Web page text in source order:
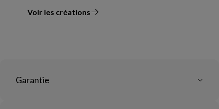
Voir les créations
du designer
Garantie